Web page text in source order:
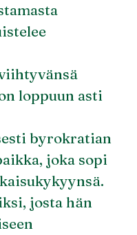
loppuun asti
byrokratian
joka sopi
josta hän